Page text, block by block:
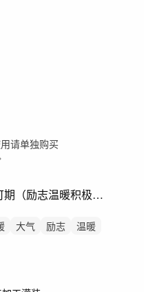
请单独购买
大气希望-未来可期（励志温暖积极奋进）
大气 励志
温暖